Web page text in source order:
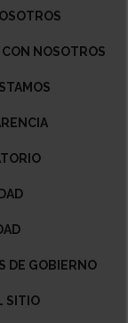
NOSOTROS
DE GOBIERNO
SITIO